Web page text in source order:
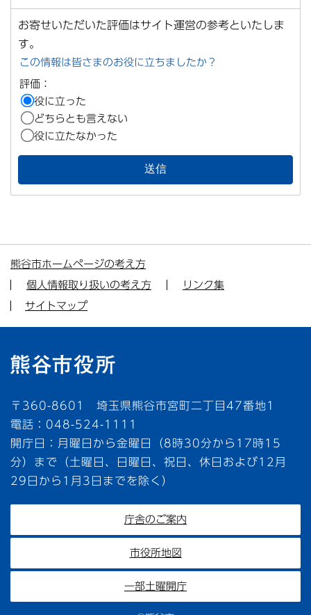
お寄せいただいた評価はサイト運営の参考といたしま
す。
この情報は皆さまのお役に立ちましたか？
評価：
役に立った
どちらとも言えない
役に立たなかった
熊谷市ホームページの考え方
個人情報取り扱いの考え方
リンク集
サイトマップ
〒360-8601 埼玉県熊谷市宮町二丁目47番地1
電話：048-524-1111
開庁日：月曜日から金曜日（8時30分から17時15
分）まで（土曜日、日曜日、祝日、休日および12月
29日から1月3日までを除く）
庁舎のご案内
市役所地図
一部土曜開庁